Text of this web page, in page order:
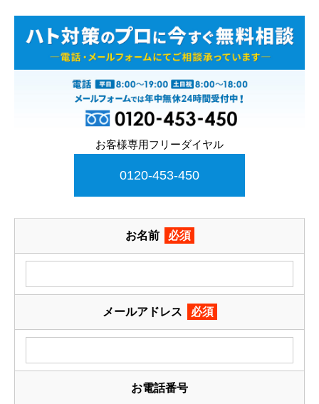
お客様専用フリーダイヤル
0120-453-450
お名前 必須
メールアドレス 必須
お電話番号